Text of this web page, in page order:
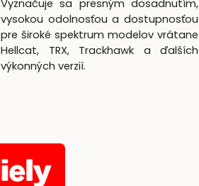
Vyznačuje sa presným dosadnutím,
vysokou odolnosťou a dostupnosťou
pre široké spektrum modelov vrátane
Hellcat, TRX, Trackhawk a ďalších
výkonných verzií.